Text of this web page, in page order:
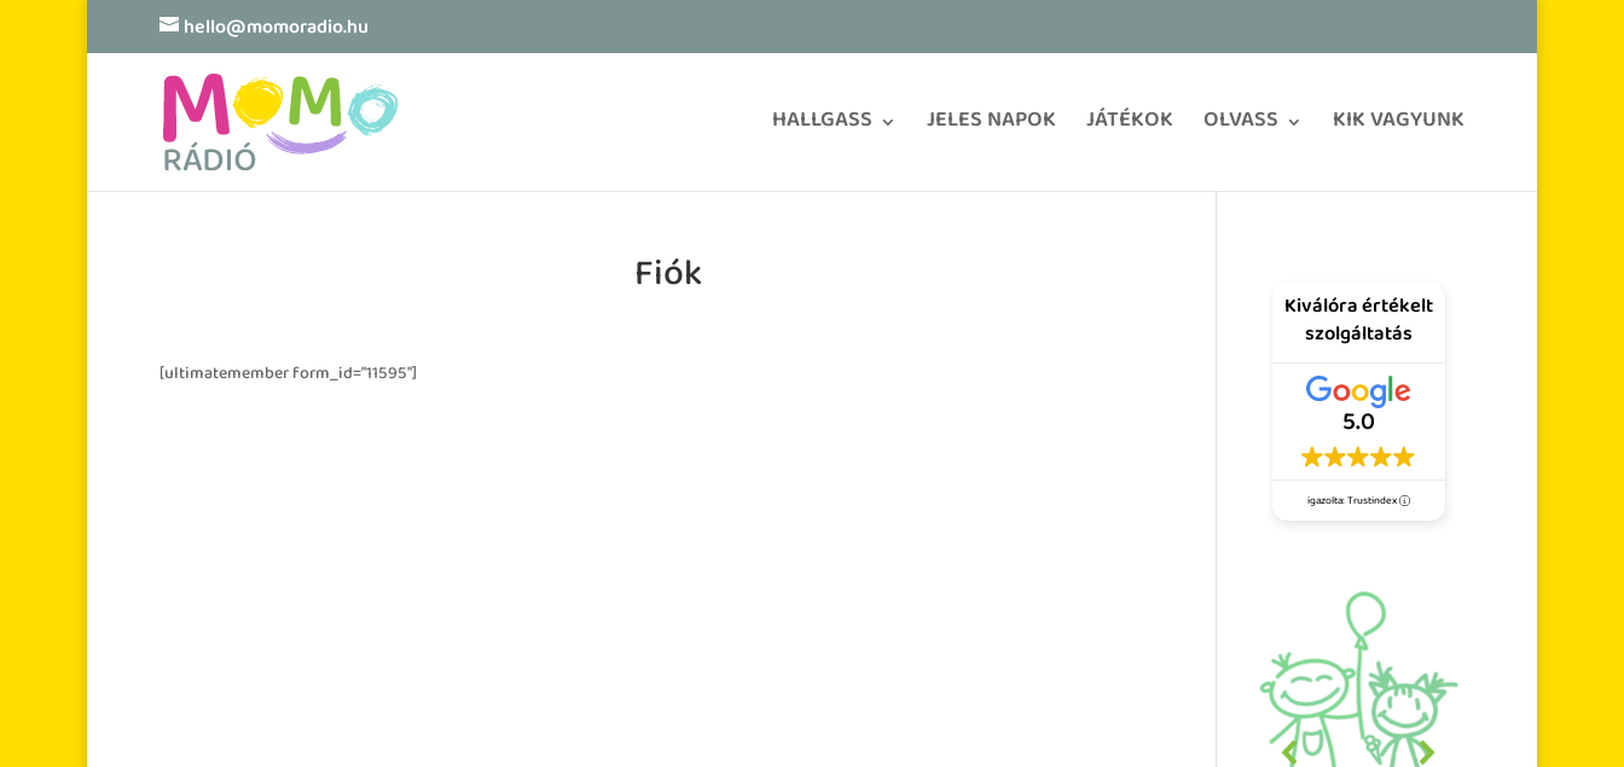
hello@momoradio.hu
HALLGASS JELES NAPOK JÁTÉKOK OLVASS KIK VAGYUNK
Fiók
[ultimatemember form_id=”11595″]
Kiválóra értékelt
szolgáltatás
5.0
igazolta: Trustindex